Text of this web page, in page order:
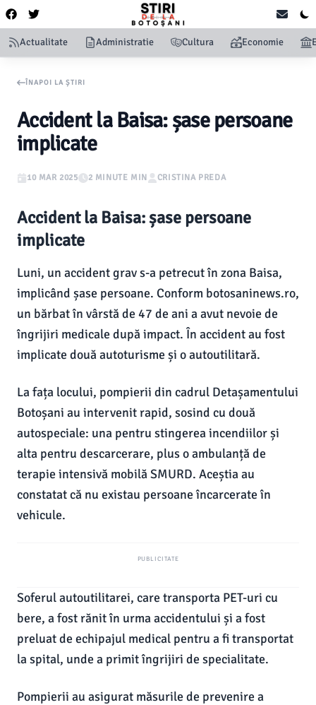
Actualitate Administratie Cultura Economie
ÎNAPOI LA ȘTIRI
Accident la Baisa: șase persoane
implicate
10 MAR 2025 2 MINUTE MIN CRISTINA PREDA
Accident la Baisa: șase persoane
implicate
Luni, un accident grav s-a petrecut în zona Baisa,
implicând șase persoane. Conform botosaninews.ro,
un bărbat în vârstă de 47 de ani a avut nevoie de
îngrijiri medicale după impact. În accident au fost
implicate două autoturisme și o autoutilitară.
La fața locului, pompierii din cadrul Detașamentului
Botoșani au intervenit rapid, sosind cu două
autospeciale: una pentru stingerea incendiilor și
alta pentru descarcerare, plus o ambulanță de
terapie intensivă mobilă SMURD. Aceștia au
constatat că nu existau persoane încarcerate în
vehicule.
PUBLICITATE
Soferul autoutilitarei, care transporta PET-uri cu
bere, a fost rănit în urma accidentului și a fost
preluat de echipajul medical pentru a fi transportat
la spital, unde a primit îngrijiri de specialitate.
Pompierii au asigurat măsurile de prevenire a